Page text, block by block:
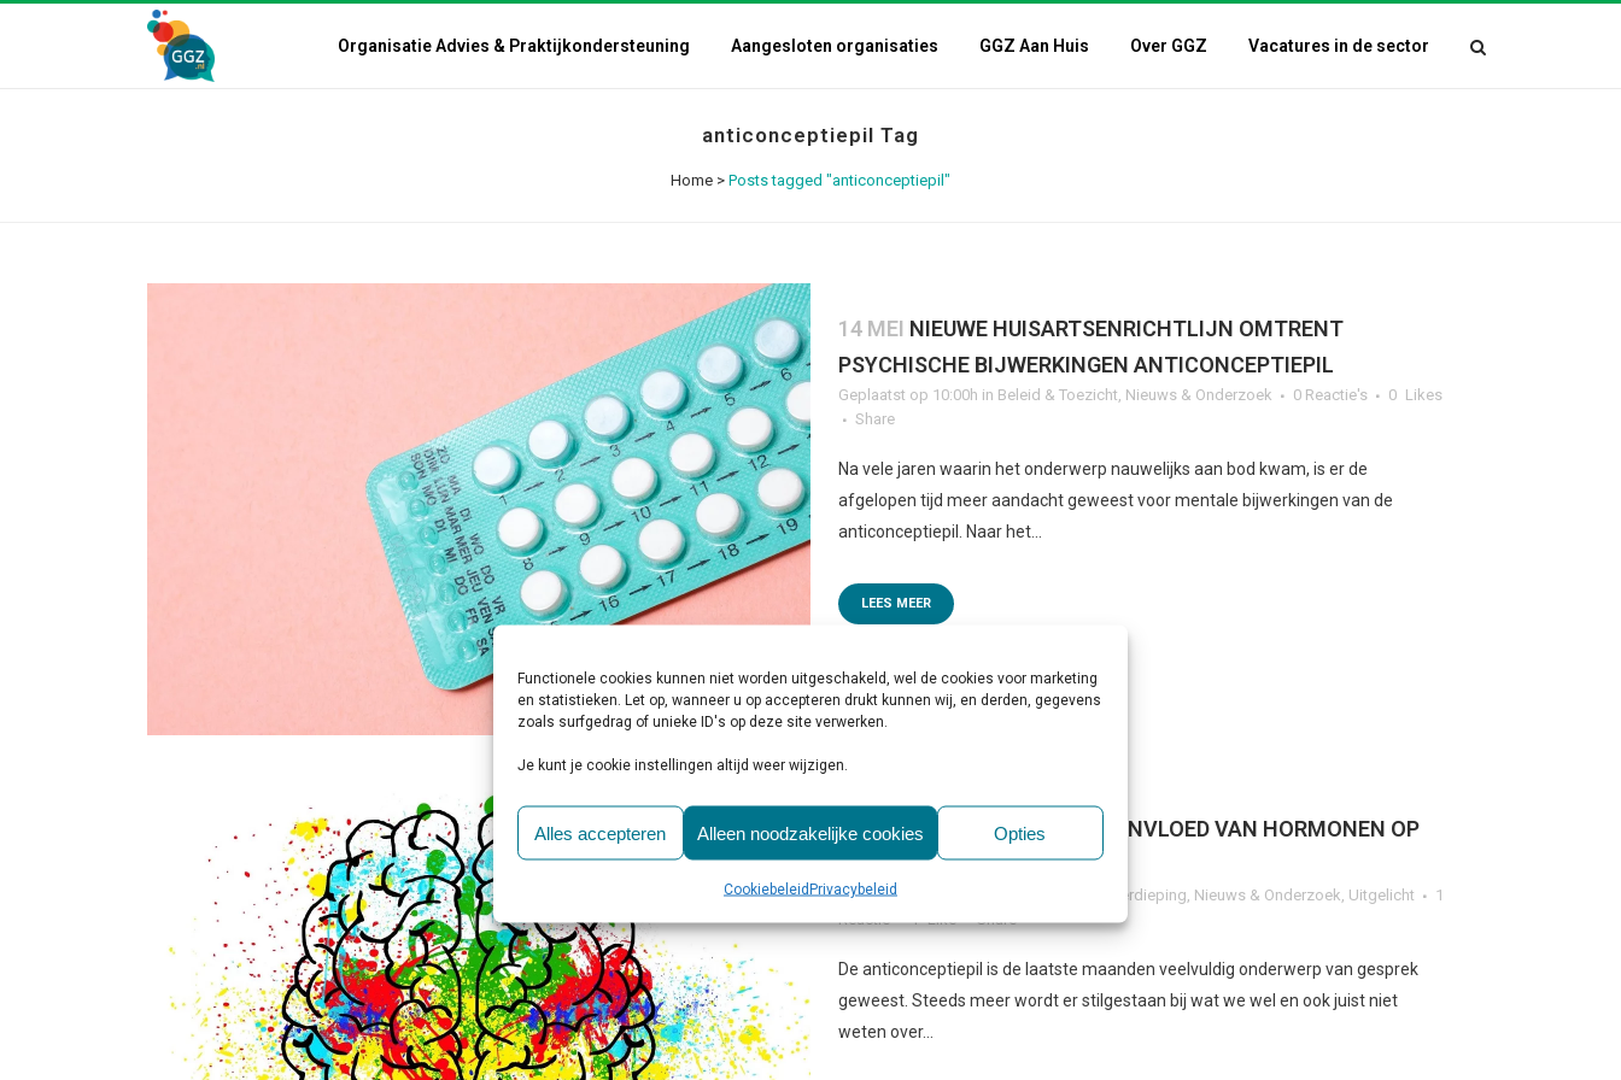
Functionele cookies kunnen niet worden uitgeschakeld, wel de cookies voor marketing
en statistieken. Let op, wanneer u op accepteren drukt kunnen wij, en derden, gegevens
zoals surfgedrag of unieke ID's op deze site verwerken.
Je kunt je cookie instellingen altijd weer wijzigen.
Alles accepteren Alleen noodzakelijke cookies Opties
CookiebeleidPrivacybeleid
Organisatie Advies & Praktijkondersteuning Aangesloten organisaties GGZ Aan Huis Over GGZ Vacatures in de sector
anticonceptiepil Tag
Home > Posts tagged "anticonceptiepil"
14 MEI NIEUWE HUISARTSENRICHTLIJN OMTRENT
PSYCHISCHE BIJWERKINGEN ANTICONCEPTIEPIL
Geplaatst op 10:00h in Beleid & Toezicht, Nieuws & Onderzoek 0 Reactie's 0 Likes
Share
Na vele jaren waarin het onderwerp nauwelijks aan bod kwam, is er de
afgelopen tijd meer aandacht geweest voor mentale bijwerkingen van de
anticonceptiepil. Naar het...
LEES MEER
30 JANMEER OOG VOOR DE INVLOED VAN HORMONEN OP
HET BREIN
Geplaatst op 10:30h Beschouwing & Verdieping, Nieuws & Onderzoek, Uitgelicht
1
Reactie
1 Like Share
De anticonceptiepil is de laatste maanden veelvuldig onderwerp van gesprek
geweest. Steeds meer wordt er stilgestaan bij wat we wel en ook juist niet
weten over...